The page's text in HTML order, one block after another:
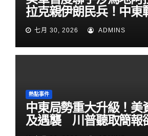
拉克親伊朗民兵！中東
七月 30, 2026 ADMINS
熱點事件
中東局勢重大升級！美
及遇襲 川普聽取簡報